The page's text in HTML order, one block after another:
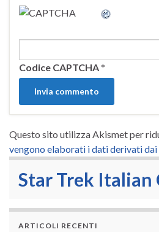
Codice CAPTCHA*
Questo sito utilizza Akismet per
vengono elaborati i dati derivati
Star Trek Italian
ARTICOLI RECENTI